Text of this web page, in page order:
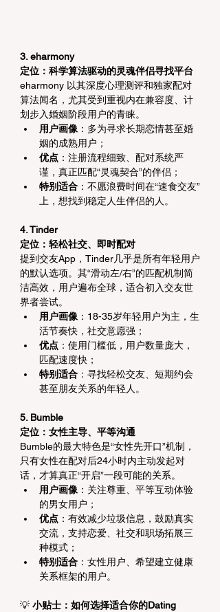
3. eharmony
定位：科学算法驱动的灵魂伴侣寻找平台
eharmony 以其深度心理测评和独家配对
算法闻名，尤其受到重视内在兼容度、计
划步入婚姻阶段用户的青睐。
用户画像：多为寻求长期恋情甚至婚
姻的成熟用户；
优点 ：注册流程细致、配对系统严
谨，真正匹配“灵魂契合”的伴侣；
特别适合 ：不愿浪费时间在“速食交友”
上，想找到稳定人生伴侣的人。
4. Tinder
定位：轻松社交、即时配对
提到交友App，Tinder几乎是所有年轻用户
的默认选项。其“滑动左/右”的匹配机制简
洁高效，用户遍布全球，适合初入交友世
界者尝试。
用户画像：18-35岁年轻用户为主，生
活节奏快，社交意愿强；
优点 ：使用门槛低，用户数量庞大，
匹配速度快；
特别适合 ：寻找轻松交友、短期约会
甚至朋友关系的年轻人。
5. Bumble
定位：女性主导、平等沟通
Bumble的最大特色是“女性先开口”机制，
只有女性在配对后24小时内主动发起对
话，才算真正“开启”一段可能的关系。
用户画像：关注尊重、平等互动体验
的男女用户；
优点 ：有效减少垃圾信息，鼓励真实
交流，支持恋爱、社交和职场拓展三
种模式；
特别适合 ：女性用户、希望建立健康
关系框架的用户。
💡 小贴士：如何选择适合你的Dating